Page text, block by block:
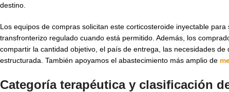
destino.
Los equipos de compras solicitan este corticosteroide inyectable
transfronterizo regulado cuando está permitido. Además, los
compartir la cantidad objetivo, el país de entrega, las necesidades
estructurada. También apoyamos el abastecimiento más amplio de
Categoría terapéutica y clasificación